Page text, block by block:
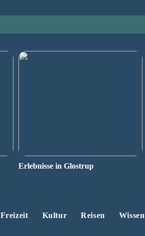
Erlebnisse in Glostrup
Freizeit Kultur Reisen Wissen